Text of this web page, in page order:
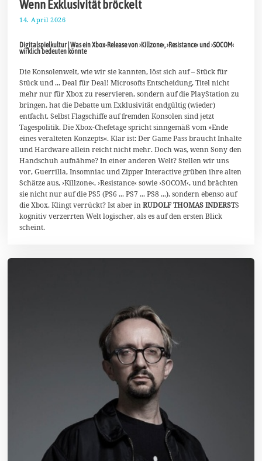
Wenn Exklusivität bröckelt
14. April 2026
A
p
i
l
2
0
2
6
Digitalspielkultur | Was ein Xbox-Release von ›Killzone‹, ›Resistance‹ und ›SOCOM‹
wirklich bedeuten könnte
Die Konsolenwelt, wie wir sie kannten, löst sich auf – Stück für
Stück und ... Deal für Deal! Microsofts Entscheidung, Titel nicht
mehr nur für Xbox zu reservieren, sondern auf die PlayStation zu
bringen, hat die Debatte um Exklusivität endgültig (wieder)
entfacht. Selbst Flagschiffe auf fremden Konsolen sind jetzt
Tagespolitik. Die Xbox-Chefetage spricht sinngemäß vom »Ende
eines veralteten Konzepts«. Klar ist: Der Game Pass braucht Inhalte
und Hardware allein reicht nicht mehr. Doch was, wenn Sony den
Handschuh aufnähme? In einer anderen Welt? Stellen wir uns
vor, Guerrilla, Insomniac und Zipper Interactive grüben ihre alten
Schätze aus, ›Killzone‹, ›Resistance‹ sowie ›SOCOM‹, und brächten
sie nicht nur auf die PS5 (PS6 ... PS7 ... PS8 ...), sondern ebenso auf
die Xbox. Klingt verrückt? Ist aber inRUDOLF THOMAS INDERSTS
kognitiv verzerrten Welt logischer, als es auf den ersten Blick
scheint.